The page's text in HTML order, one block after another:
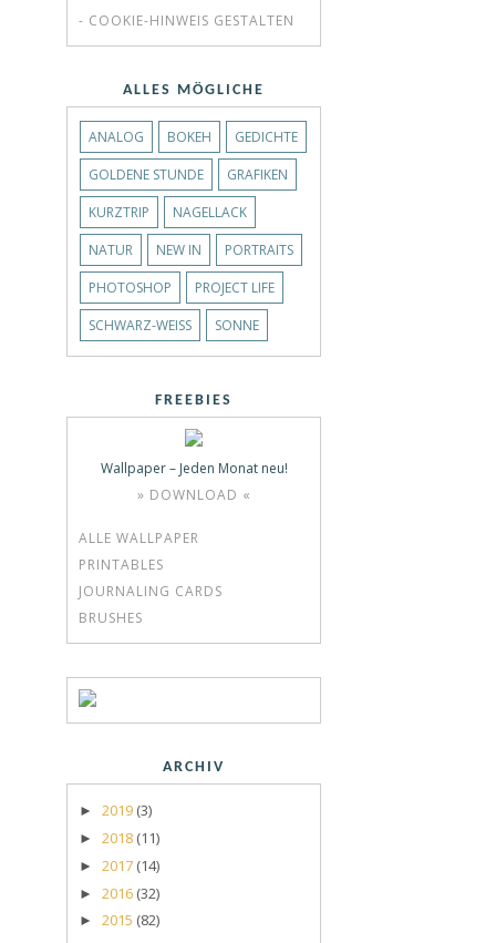
- COOKIE-HINWEIS GESTALTEN
ALLES MÖGLICHE
ANALOG BOKEH
GEDICHTE
GOLDENE STUNDE
GRAFIKEN
KURZTRIP
NAGELLACK
NATUR
NEW IN
PORTRAITS
PHOTOSHOP
PROJECT LIFE
SCHWARZ-WEISS
SONNE
FREEBIES
Wallpaper – Jeden Monat neu!
» DOWNLOAD «
ALLE WALLPAPER
PRINTABLES
JOURNALING CARDS
BRUSHES
ARCHIV
► 2019 (3)
► 2018 (11)
► 2017 (14)
► 2016 (32)
► 2015 (82)